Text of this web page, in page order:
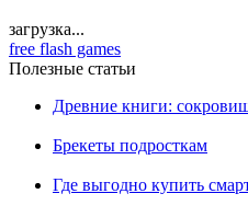
загрузка...
free flash games
Полезные статьи
Древние книги:
Брекеты подросткам
Где выгодно купить